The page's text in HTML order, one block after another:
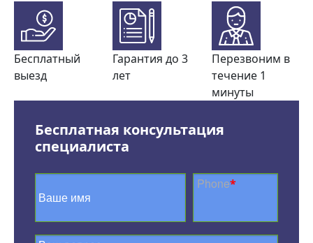
Бесплатный
выезд
Гарантия до 3
лет
Перезвоним в
течение 1
минуты
Бесплатная консультация
специалиста
Phone*